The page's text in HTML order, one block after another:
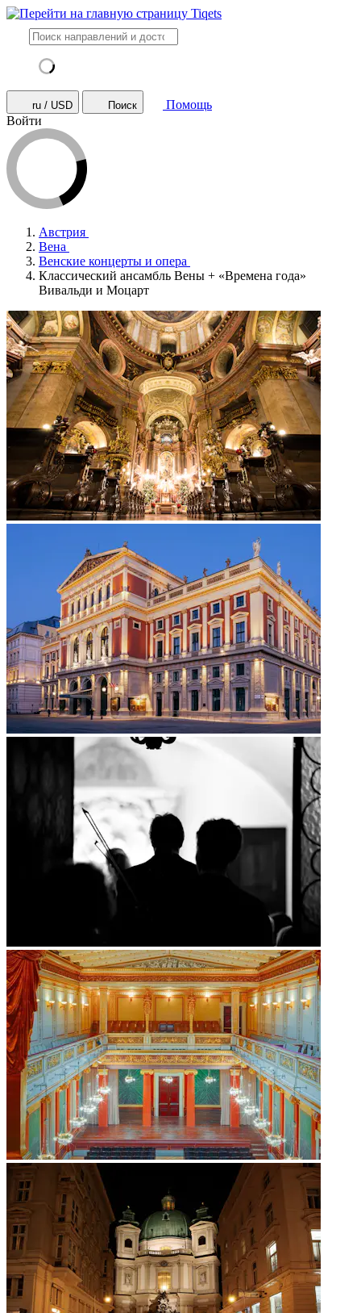
ru / USD Поиск
Помощь
Войти
Австрия
Вена
Венские концерты и опера
Классический ансамбль Вены + «Времена года»
Вивальди и Моцарт